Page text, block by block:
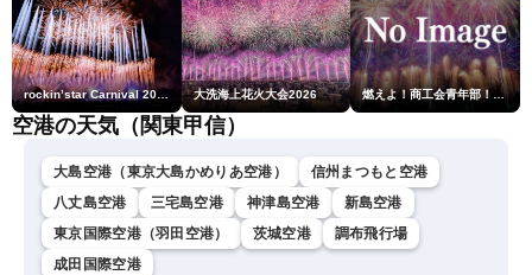
大洗海上花火大会2026 燃えよ！商工会青年部！！第23回こうのす花火大会
空港の天気（関東甲信）
大島空港（東京大島かめりあ空港）
信州まつもと空港
八丈島空港
三宅島空港 神津島空港
新島空港
東京国際空港（羽田空港）
茨城空港
調布飛行場
成田国際空港